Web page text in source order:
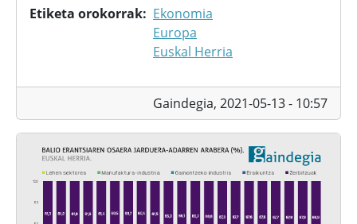
Etiketa orokorrak
Ekonomia
Europa
Euskal Herria
Gaindegia, 2021-05-13 - 10:57